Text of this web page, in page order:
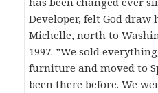
Developer, felt God draw
Michelle, north to
1997. ”We sold
furniture and moved to
been there before. We